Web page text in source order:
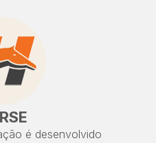
é desenvolvido